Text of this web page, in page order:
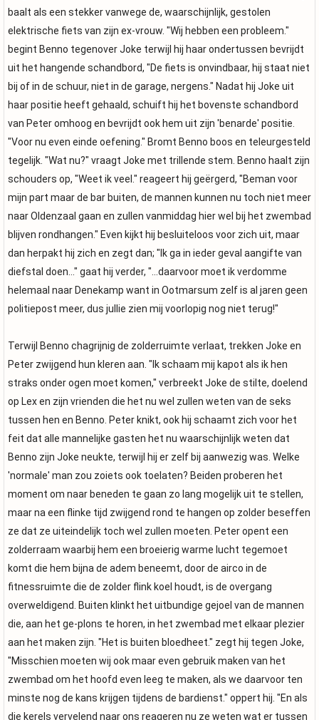
baalt als een stekker vanwege de, waarschijnlijk, gestolen
elektrische fiets van zijn ex-vrouw. "Wij hebben een probleem."
begint Benno tegenover Joke terwijl hij haar ondertussen bevrijdt
uit het hangende schandbord, "De fiets is onvindbaar, hij staat niet
bij of in de schuur, niet in de garage, nergens." Nadat hij Joke uit
haar positie heeft gehaald, schuift hij het bovenste schandbord
van Peter omhoog en bevrijdt ook hem uit zijn 'benarde' positie.
"Voor nu even einde oefening." Bromt Benno boos en teleurgesteld
tegelijk. "Wat nu?" vraagt Joke met trillende stem. Benno haalt zijn
schouders op, "Weet ik veel." reageert hij geërgerd, "Beman voor
mijn part maar de bar buiten, de mannen kunnen nu toch niet meer
naar Oldenzaal gaan en zullen vanmiddag hier wel bij het zwembad
blijven rondhangen." Even kijkt hij besluiteloos voor zich uit, maar
dan herpakt hij zich en zegt dan; "Ik ga in ieder geval aangifte van
diefstal doen..." gaat hij verder, "...daarvoor moet ik verdomme
helemaal naar Denekamp want in Ootmarsum zelf is al jaren geen
politiepost meer, dus jullie zien mij voorlopig nog niet terug!"
Terwijl Benno chagrijnig de zolderruimte verlaat, trekken Joke en
Peter zwijgend hun kleren aan. "Ik schaam mij kapot als ik hen
straks onder ogen moet komen," verbreekt Joke de stilte, doelend
op Lex en zijn vrienden die het nu wel zullen weten van de seks
tussen hen en Benno. Peter knikt, ook hij schaamt zich voor het
feit dat alle mannelijke gasten het nu waarschijnlijk weten dat
Benno zijn Joke neukte, terwijl hij er zelf bij aanwezig was. Welke
'normale' man zou zoiets ook toelaten? Beiden proberen het
moment om naar beneden te gaan zo lang mogelijk uit te stellen,
maar na een flinke tijd zwijgend rond te hangen op zolder beseffen
ze dat ze uiteindelijk toch wel zullen moeten. Peter opent een
zolderraam waarbij hem een broeierig warme lucht tegemoet
komt die hem bijna de adem beneemt, door de airco in de
fitnessruimte die de zolder flink koel houdt, is de overgang
overweldigend. Buiten klinkt het uitbundige gejoel van de mannen
die, aan het ge-plons te horen, in het zwembad met elkaar plezier
aan het maken zijn. "Het is buiten bloedheet." zegt hij tegen Joke,
"Misschien moeten wij ook maar even gebruik maken van het
zwembad om het hoofd even leeg te maken, als we daarvoor ten
minste nog de kans krijgen tijdens de bardienst." oppert hij. "En als
die kerels vervelend naar ons reageren nu ze weten wat er tussen